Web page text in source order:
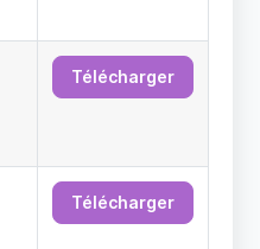
Télécharger
Télécharger